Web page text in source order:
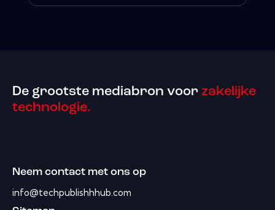
De grootste mediabron voor zakelijke
technologie.
Neem contact met ons op
info@techpublishhhub.com